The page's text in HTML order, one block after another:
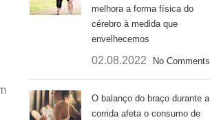
melhora a forma física do
cérebro à medida que
envelhecemos
02.08.2022 No Comments
O balanço do braço durante a
corrida afeta o consumo de